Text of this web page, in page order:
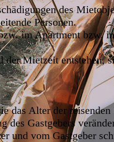
des
Personen.
im Apartment bzw.
Mietzeit entstehen,
das Alter der reisenden
Gastgebers
und vom Gastgeber